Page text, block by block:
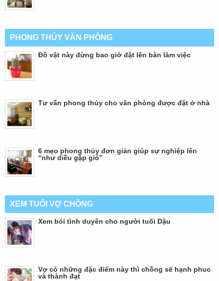
PHONG THỦY VĂN PHÒNG
Đồ vật này đừng bao giờ đặt lên bàn làm việc
Tư vấn phong thủy cho văn phòng được đặt ở nhà
6 mẹo phong thủy đơn giản giúp sự nghiệp lên
“như diều gặp gió”
XEM TUỔI VỢ CHỒNG
Xem bói tình duyên cho người tuổi Dậu
Vợ có những đặc điểm này thì chồng sẽ hạnh phuc
và thành đạt